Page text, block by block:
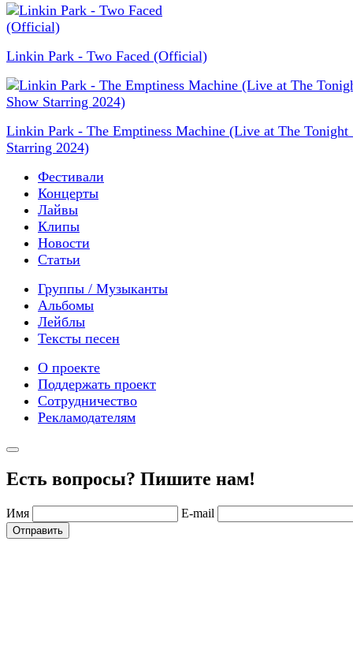
Linkin Park - Two Faced (Official)
Linkin Park - The Emptiness Machine (Live at The Tonight
Starring 2024)
Фестивали
Концерты
Лайвы
Клипы
Новости
Статьи
Группы / Музыканты
Альбомы
Лейблы
Тексты песен
О проекте
Поддержать проект
Сотрудничество
Рекламодателям
Есть вопросы? Пишите нам!
Имя E-mail